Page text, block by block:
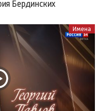
Бердинских
Имена